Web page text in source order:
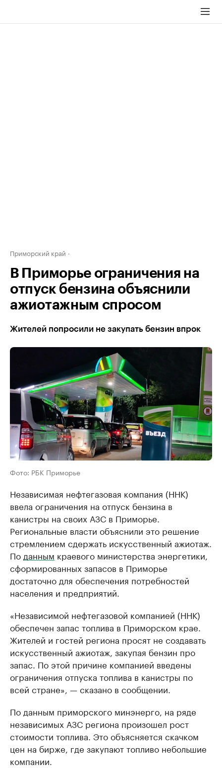
Приморский край
В Приморье ограничения на
отпуск бензина объяснили
ажиотажным спросом
Жителей попросили не закупать бензин впрок
Фото: РБК Приморье
Независимая нефтегазовая компания (ННК)
ввела ограничения на отпуск бензина в
канистры на своих АЗС в Приморье.
Региональные власти объяснили это решение
стремлением сдержать искусственный ажиотаж.
По данным краевого министерства энергетики,
сформированных запасов в Приморье
достаточно для обеспечения потребностей
населения и предприятий.
«Независимой нефтегазовой компанией (ННК)
обеспечен запас топлива в Приморском крае.
Жителей и гостей региона просят не создавать
искусственный ажиотаж, закупая бензин про
запас. По этой причине компанией введены
ограничения отпуска топлива в канистры по
всей стране», — сказано в сообщении.
По данным приморского минэнерго, на ряде
независимых АЗС региона произошел рост
стоимости топлива. Это объясняется скачком
цен на бирже, где закупают топливо небольшие
компании.